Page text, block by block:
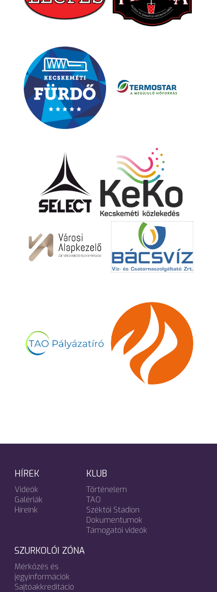
HÍREK
Videók
Galériák
Híreink
KLUB
Történelem
TAO
Széktói Stadion
Dokumentumok
Támogatói videók
SZURKOLÓI ZÓNA
Mérkőzés és
jegyinformációk
Sajtóakkreditáció